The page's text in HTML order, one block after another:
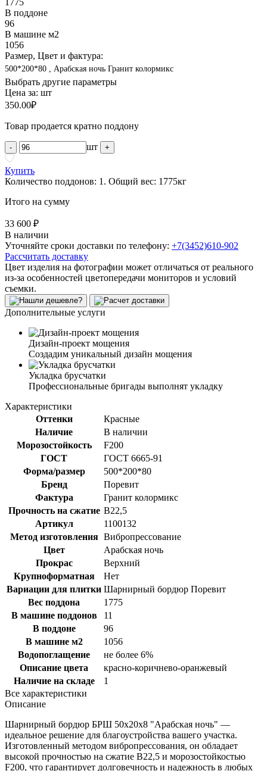
В поддоне
96
В машине м2
1056
Размер, Цвет и фактура:
500*200*80 , Арабская ночь Гранит колормикс
Выбрать другие параметры
Цена за: шт
350.00₽
Товар продается кратно поддону
- шт +
Купить
Количество поддонов: 1 . Общий вес: 1775кг
Итого на сумму
33 600 ₽
В наличии
Уточняйте сроки доставки по телефону: +7(3452)610-902
Рассчитать доставку
Цвет изделия на фотографии может отличаться от реального
из-за особенностей цветопередачи мониторов и условий
съемки.
Дополнительные услуги
Дизайн-проект мощения
Создадим уникальный дизайн мощения
Укладка брусчатки
Профессиональные бригады выполнят укладку
Характеристики
Оттенки
Красные
Наличие
В наличии
Морозостойкость
F200
ГОСТ
ГОСТ 6665-91
Форма/размер
500*200*80
Бренд
Поревит
Фактура
Гранит колормикс
Прочность на сжатие В22,5
Артикул
1100132
Метод изготовления Вибропрессование
Цвет
Арабская ночь
Прокрас
Верхний
Крупноформатная
Нет
Вариации для плитки Шарнирный бордюр Поревит
Вес поддона
1775
В машине поддонов
11
В поддоне
96
В машине м2
1056
Водопоглащение
не более 6%
Описание цвета
красно-коричнево-оранжевый
Наличие на складе
1
Все характеристики
Описание
Шарнирный бордюр БРШ 50х20х8 "Арабская ночь" —
идеальное решение для благоустройства вашего участка.
Изготовленный методом вибропрессования, он обладает
высокой прочностью на сжатие В22,5 и морозостойкостью
F200, что гарантирует долговечность и надежность в любых